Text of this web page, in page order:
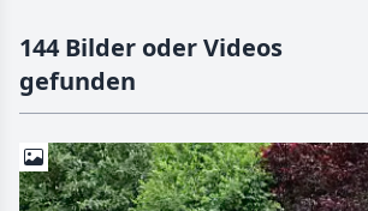
144 Bilder oder Videos
gefunden